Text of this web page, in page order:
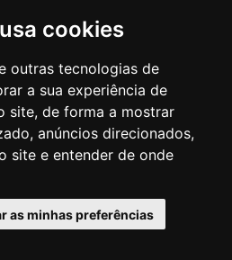
cookies
outras tecnologias de
a sua experiência de
site, de forma a mostrar
anúncios direcionados,
site e entender de onde
as minhas preferências
DE EDUCAÇÃO
- Guarulhos/SP CEP 07113-040
*55 11 2475-7300